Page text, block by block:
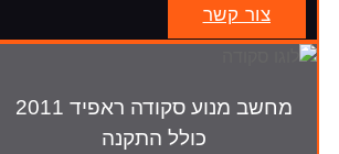
צור קשר
מחשב מנוע סקודה ראפיד 2011
כולל התקנה